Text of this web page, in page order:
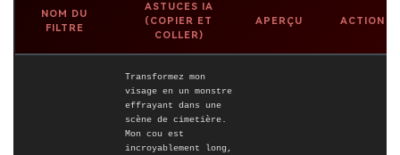
NOM DU
FILTRE
ASTUCES IA
(COPIER ET
COLLER)
APERÇU ACTION
Transformez mon
visage en un monstre
effrayant dans une
scène de cimetière.
Mon cou est
incroyablement long,